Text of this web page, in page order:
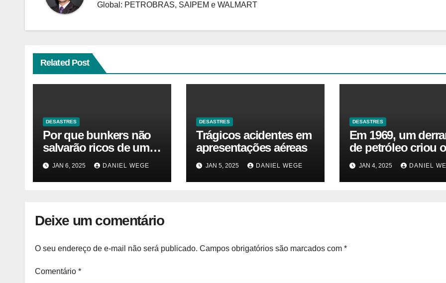
Global: PETROBRAS, SAIPEM e WALMART
Related Post
DESASTRES
Por que bunkers não
salvarão ricos de um
desastre nuclear
JAN 6, 2025 DANIEL WEGE
DESASTRES
Trágicos acidentes em
apresentações aéreas
JAN 5, 2025 DANIEL WEGE
DESASTRES
Em 1969, um
de petróleo criou o
da Terra. Agora,
gasoduto pode
| Sustentabilidade
JAN 4, 2025 DANIEL
Deixe um comentário
O seu endereço de e-mail não será publicado. Campos obrigatórios são marcados com *
Comentário *